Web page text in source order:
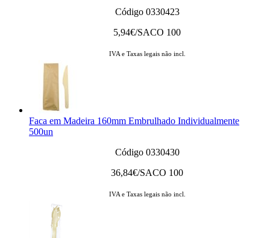
Código 0330423
5,94€/SACO 100
IVA e Taxas legais não incl.
Faca em Madeira 160mm Embrulhado Individualmente
500un
Código 0330430
36,84€/SACO 100
IVA e Taxas legais não incl.